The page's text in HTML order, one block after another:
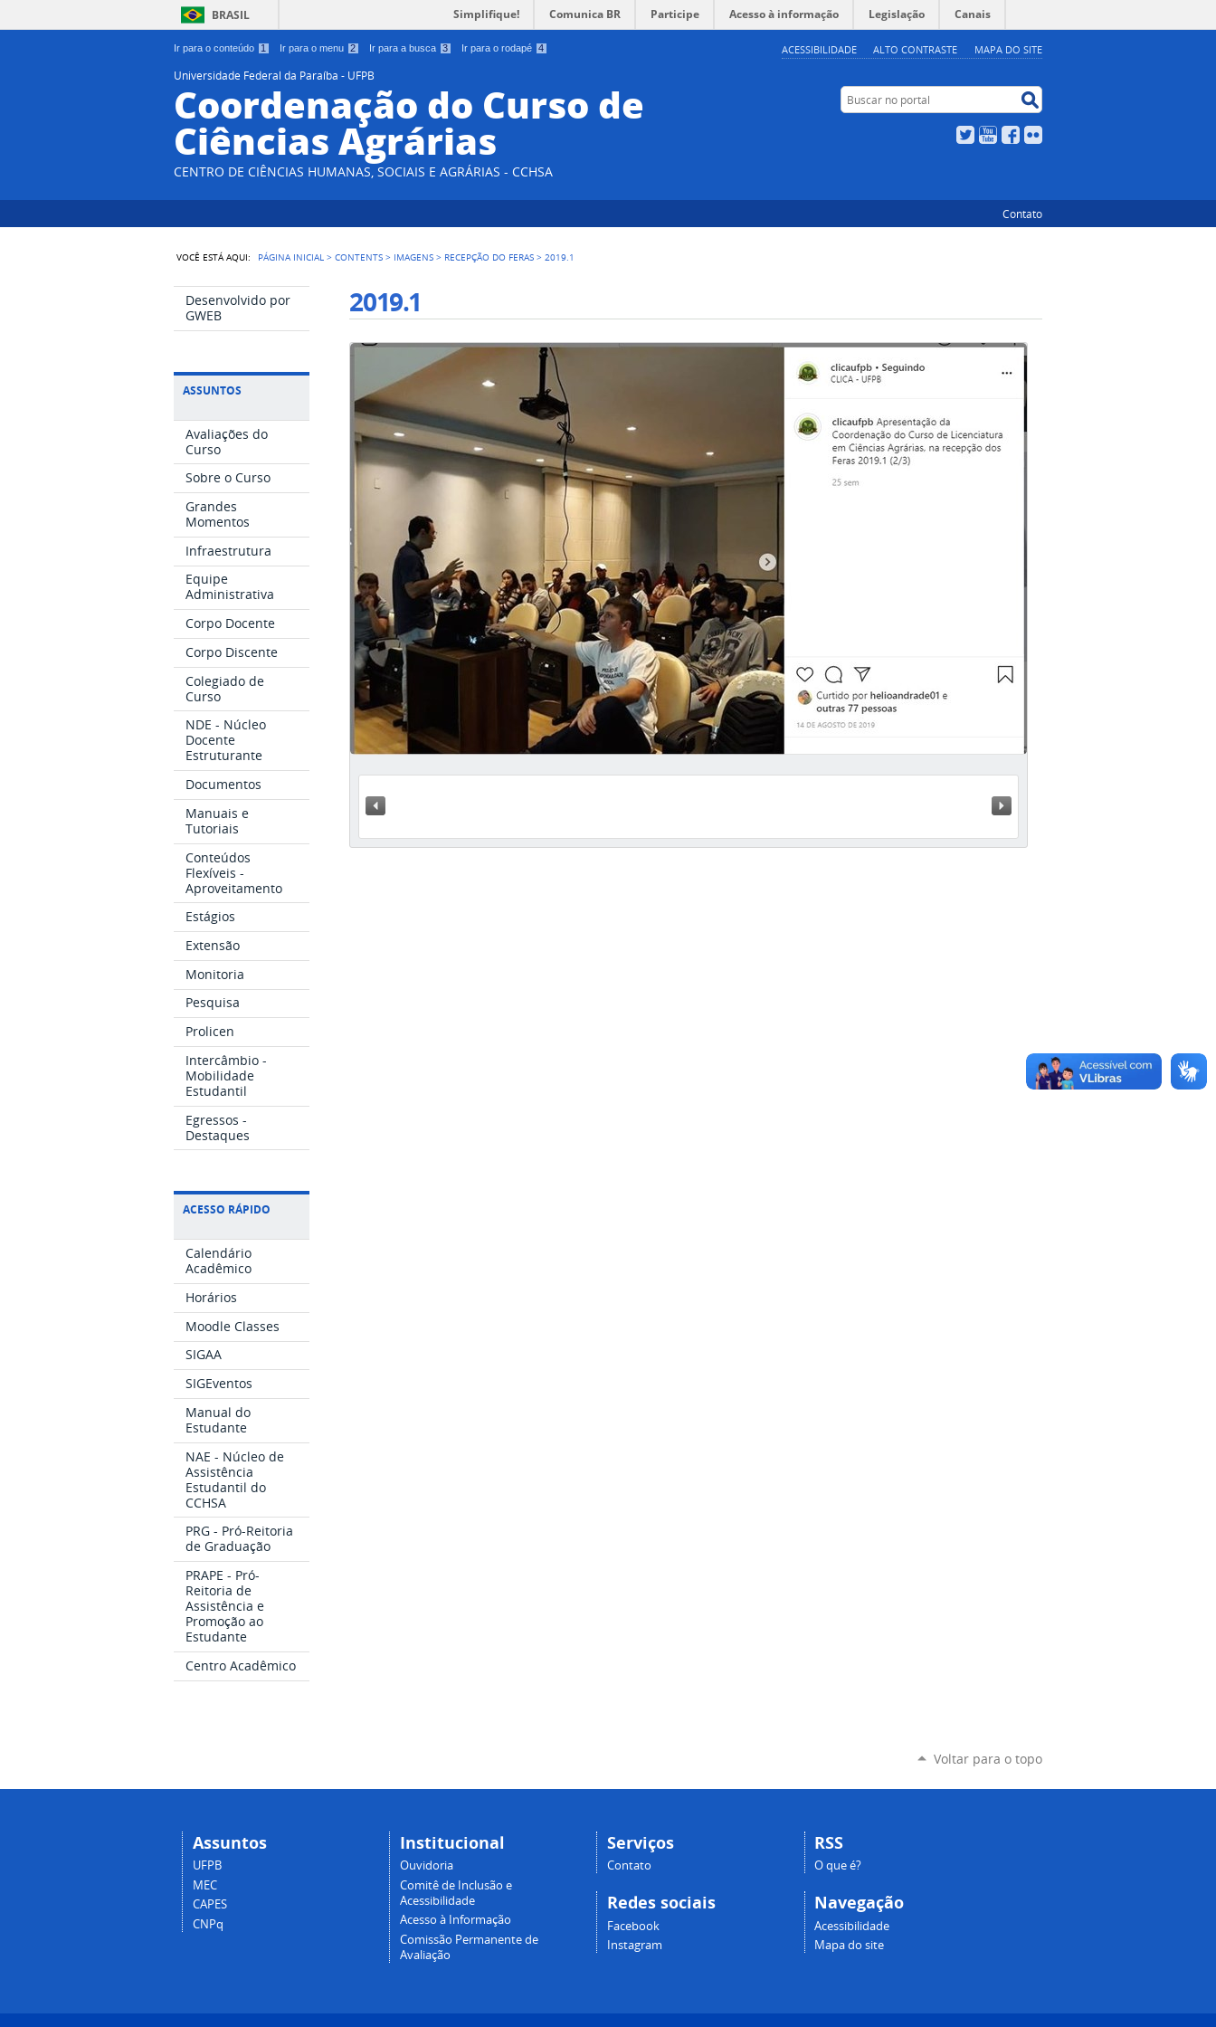
Ir para o conteúdo 1 Ir para o menu 2 Ir para a busca 3 Ir para o rodapé 4 ACESSIBILIDADE ALTO CONTRASTE MAPA DO SITE
BRASIL Simplifique! Comunica BR Participe Acesso à informação Legislação Canais
Universidade Federal da Paraíba - UFPB
Coordenação do Curso de
Ciências Agrárias
CENTRO DE CIÊNCIAS HUMANAS, SOCIAIS E AGRÁRIAS - CCHSA
Buscar no portal
TwitterYouTubeFacebook
Contato
VOCÊ ESTÁ AQUI: PÁGINA INICIAL >CONTENTS > IMAGENS > RECEPÇÃO DO FERAS >2019.1
Desenvolvido por
GWEB
ASSUNTOS
Avaliações do
Curso
Sobre o Curso
Grandes
Momentos
Infraestrutura
Equipe
Administrativa
Corpo Docente
Corpo Discente
Colegiado de
Curso
NDE - Núcleo
Docente
Estruturante
Documentos
Manuais e
Tutoriais
Conteúdos
Flexíveis -
Aproveitamento
Estágios
Extensão
Monitoria
Pesquisa
Prolicen
Intercâmbio -
Mobilidade
Estudantil
Egressos -
Destaques
ACESSO RÁPIDO
Calendário
Acadêmico
Horários
Moodle Classes
SIGAA
SIGEventos
Manual do
Estudante
NAE - Núcleo de
Assistência
Estudantil do
CCHSA
PRG - Pró-Reitoria
de Graduação
PRAPE - Pró-
Reitoria de
Assistência e
Promoção ao
Estudante
Centro Acadêmico
2019.1
Voltar para o topo
Assuntos
UFPB
MEC
CAPES
CNPq
Institucional
Ouvidoria
Comitê de Inclusão e
Acessibilidade
Acesso à Informação
Comissão Permanente de
Avaliação
Serviços
Contato
Redes sociais
Facebook
Instagram
RSS
O que é?
Navegação
Acessibilidade
Mapa do site